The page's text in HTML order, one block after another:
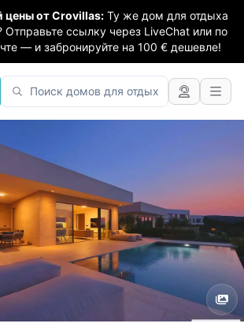
цены от Crovillas: Ту же дом для отдыха
Отправьте ссылку через LiveChat или по
— и забронируйте на 100 € дешевле!